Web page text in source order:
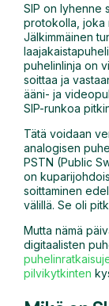
SIP on lyhenne
protokolla, joka
Jälkimmäinen
puhelinlinja on
soittaa ja
ääni- ja
SIP-runkoa
Tätä voidaan
analogisen
PSTN (Public
on
soittaminen
välillä. Se oli
Mutta nämä
digitaalisten
pilvikytkinten